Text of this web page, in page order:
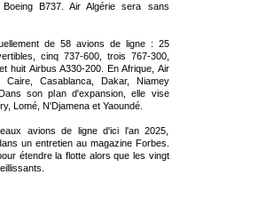
B737. Air Algérie sera sans
de 58 avions de ligne : 25
cinq 737-600, trois 767-300,
huit Airbus A330-200. En Afrique, Air
Casablanca, Dakar, Niamey
son plan d'expansion, elle vise
Lomé, N'Djamena et Yaoundé.
avions de ligne d'ici l'an 2025,
un entretien au magazine Forbes.
étendre la flotte alors que les vingt